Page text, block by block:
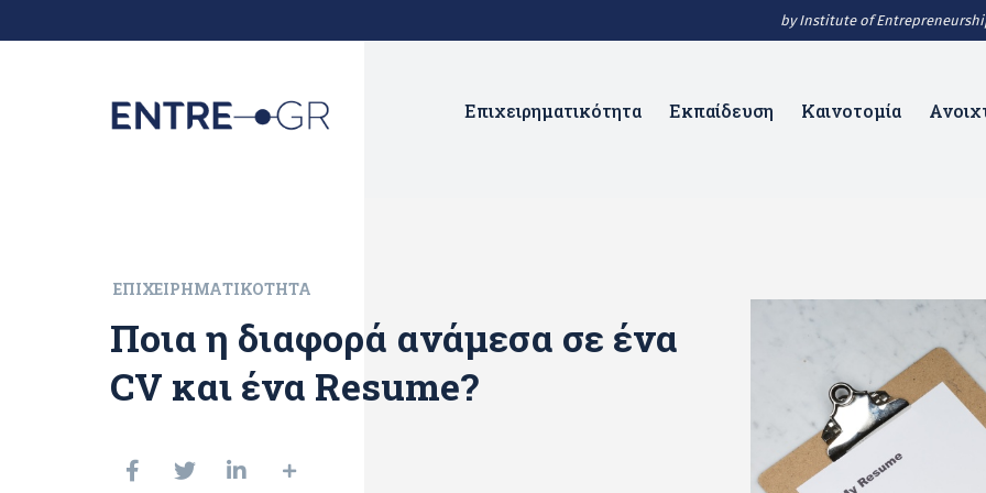
by Institute of
Επιχειρηματικότητα Εκπαίδευση Καινοτομία
ΕΠΙΧΕΙΡΗΜΑΤΙΚΌΤΗΤΑ
Ποια η διαφορά ανάμεσα σε ένα
CV και ένα Resume?